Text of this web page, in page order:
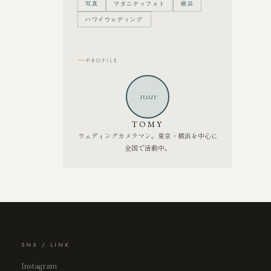
写真
マタニティフォト
横浜
ハワイウェディング
PROFILE
TOMY
TOMY
ウェディングカメラマン。東京・横浜を中心に
全国で活動中。
SNS / LINK
Instagram